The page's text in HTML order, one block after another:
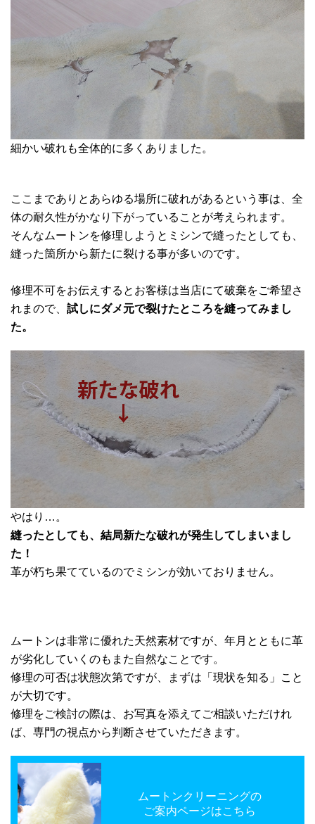
細かい破れも全体的に多くありました。
ここまでありとあらゆる場所に破れがあるという事は、全
体の耐久性がかなり下がっていることが考えられます。
そんなムートンを修理しようとミシンで縫ったとしても、
縫った箇所から新たに裂ける事が多いのです。
修理不可をお伝えするとお客様は当店にて破棄をご希望さ
れまので、 試しにダメ元で裂けたところを縫ってみまし
た。
やはり…。
縫ったとしても、結局新たな破れが発生してしまいまし
た！
革が朽ち果てているのでミシンが効いておりません。
ムートンは非常に優れた天然素材ですが、年月とともに革
が劣化していくのもまた自然なことです。
修理の可否は状態次第ですが、まずは「現状を知る」こと
が大切です。
修理をご検討の際は、お写真を添えてご相談いただけれ
ば、専門の視点から判断させていただきます。
ムートンクリーニングの
ご案内ページはこちら